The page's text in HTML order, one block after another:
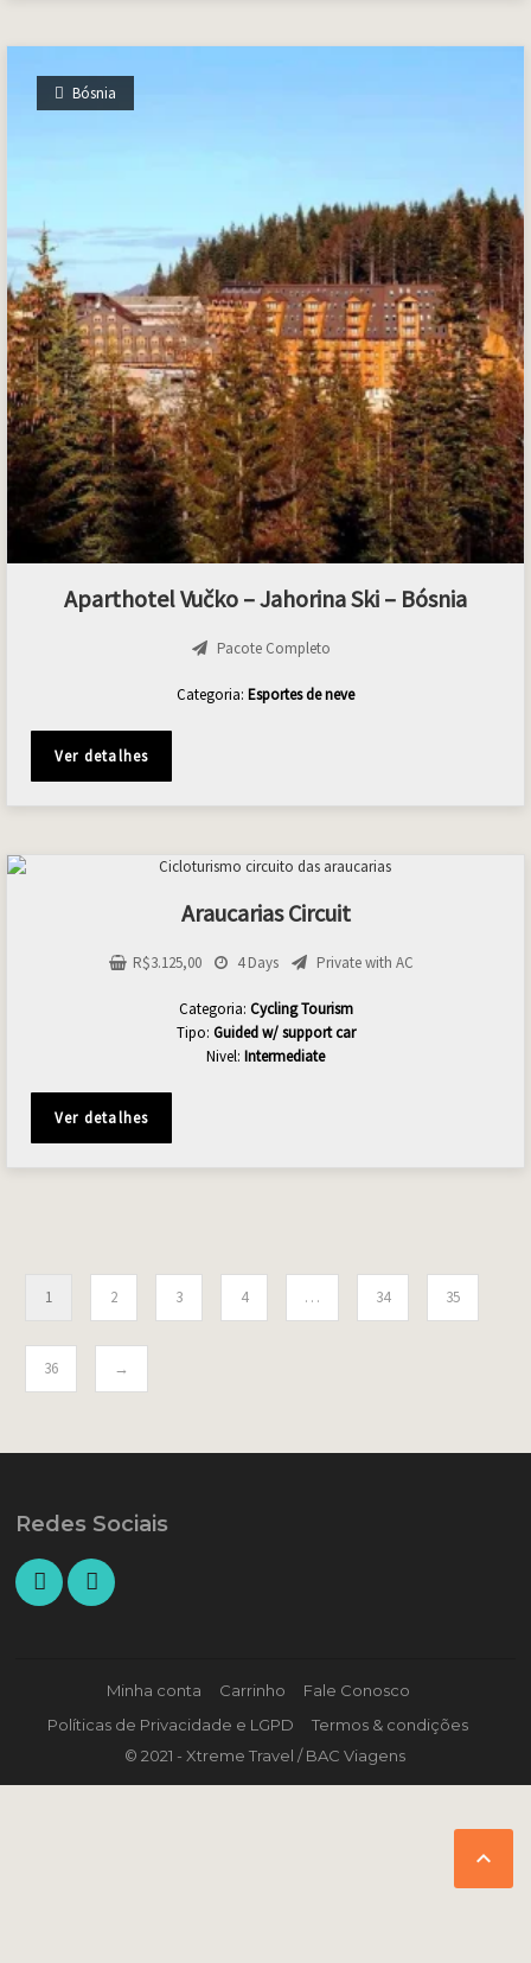
Bósnia
Aparthotel Vučko – Jahorina Ski – Bósnia
Pacote Completo
Categoria: Esportes de neve
Ver detalhes
Araucarias Circuit
R$3.125,00 4 Days Private with AC
Categoria: Cycling Tourism
Tipo: Guided w/ support car
Nivel: Intermediate
Ver detalhes
1 2 3 4 … 34 35
36 →
Redes Sociais
© 2021 - Xtreme Travel / BAC Viagens
Minha conta Carrinho
Fale Conosco
Políticas de Privacidade e LGPD
Termos & condições
